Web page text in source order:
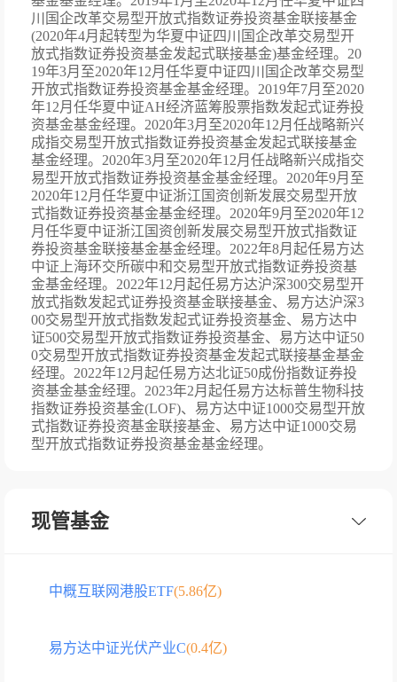
川国企改革交易型开放式指数证券投资基金联接基金
(2020年4月起转型为华夏中证四川国企改革交易型开
放式指数证券投资基金发起式联接基金)基金经理。20
19年3月至2020年12月任华夏中证四川国企改革交易型
开放式指数证券投资基金基金经理。2019年7月至2020
年12月任华夏中证AH经济蓝筹股票指数发起式证券投
资基金基金经理。2020年3月至2020年12月任战略新兴
成指交易型开放式指数证券投资基金发起式联接基金
基金经理。2020年3月至2020年12月任战略新兴成指交
易型开放式指数证券投资基金基金经理。2020年9月至
2020年12月任华夏中证浙江国资创新发展交易型开放
式指数证券投资基金基金经理。2020年9月至2020年12
月任华夏中证浙江国资创新发展交易型开放式指数证
券投资基金联接基金基金经理。2022年8月起任易方达
中证上海环交所碳中和交易型开放式指数证券投资基
金基金经理。2022年12月起任易方达沪深300交易型开
放式指数发起式证券投资基金联接基金、易方达沪深3
00交易型开放式指数发起式证券投资基金、易方达中
证500交易型开放式指数证券投资基金、易方达中证50
0交易型开放式指数证券投资基金发起式联接基金基金
经理。2022年12月起任易方达北证50成份指数证券投
资基金基金经理。2023年2月起任易方达标普生物科技
指数证券投资基金(LOF)、易方达中证1000交易型开放
式指数证券投资基金联接基金、易方达中证1000交易
型开放式指数证券投资基金基金经理。
现管基金
中概互联网港股ETF(5.86亿)
易方达中证光伏产业C(0.4亿)